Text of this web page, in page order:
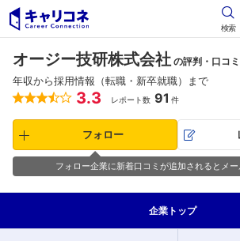
検索
オージー技研株式会社 の評判・口コ
年収から採用情報（転職・新卒就職）まで
3.3 レポート数 91 件
フォロー
フォロー企業に新着口コミが追加されるとメ
企業 トップ